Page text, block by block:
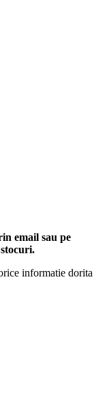
email sau pe
informatie dorita